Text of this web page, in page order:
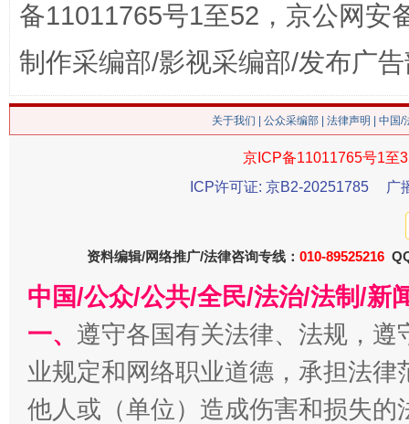
这是一记警钟！ 谢
在谋一域中谋全局
今
备11011765号1至52，京公网安
制作采编部/影视采编部/发布广
关于我们 公众采编部 法律声明 | 中国
京ICP备11011765号1至
ICP许可证: 京B2-20251785
广
资料编辑/网络推广/法律咨询专线： 010-89525216
中国/公众/公共/全民/法治/法制/新
一、 遵守各国有关法律、法规，
业规定和网络职业道德，承担法
他人或（单位）造成伤害和损失